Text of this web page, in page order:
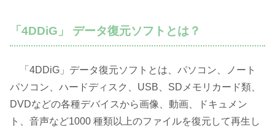
「4DDiG」 データ復元ソフトとは？
「4DDiG」データ復元ソフトとは、パソコン、ノート
パソコン、ハードディスク、USB、SDメモリカード類、
DVDなどの各種デバイスから画像、動画、ドキュメン
ト、音声など1000 種類以上のファイルを復元して再生し